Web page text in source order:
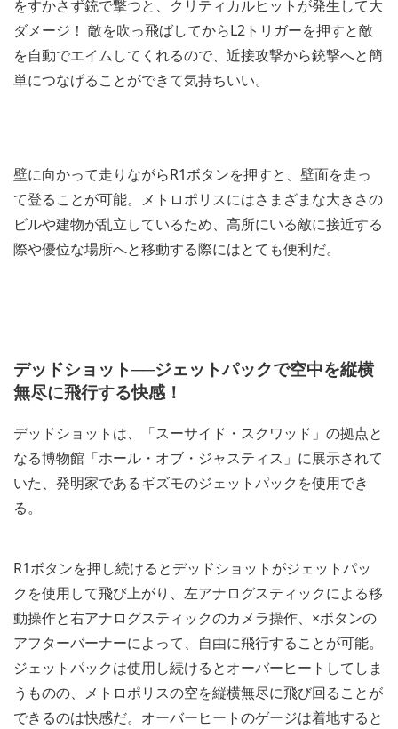
をすかさず銃で撃つと、クリティカルヒットが発生して大
ダメージ！ 敵を吹っ飛ばしてからL2トリガーを押すと敵
を自動でエイムしてくれるので、近接攻撃から銃撃へと簡
単につなげることができて気持ちいい。
壁に向かって走りながらR1ボタンを押すと、壁面を走っ
て登ることが可能。メトロポリスにはさまざまな大きさの
ビルや建物が乱立しているため、高所にいる敵に接近する
際や優位な場所へと移動する際にはとても便利だ。
デッドショット──ジェットパックで空中を縦横
無尽に飛行する快感！
デッドショットは、「スーサイド・スクワッド」の拠点と
なる博物館「ホール・オブ・ジャスティス」に展示されて
いた、発明家であるギズモのジェットパックを使用でき
る。
R1ボタンを押し続けるとデッドショットがジェットパッ
クを使用して飛び上がり、左アナログスティックによる移
動操作と右アナログスティックのカメラ操作、×ボタンの
アフターバーナーによって、自由に飛行することが可能。
ジェットパックは使用し続けるとオーバーヒートしてしま
うものの、メトロポリスの空を縦横無尽に飛び回ることが
できるのは快感だ。オーバーヒートのゲージは着地すると